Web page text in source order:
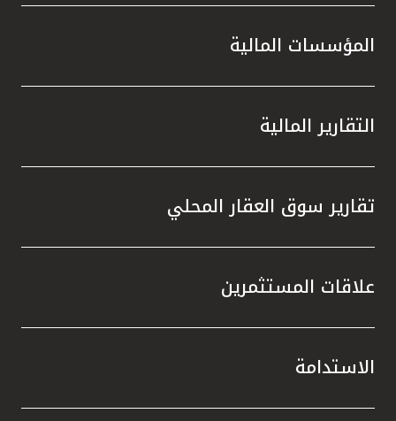
المؤسسات المالية
التقارير المالية
تقارير سوق العقار المحلي
علاقات المستثمرين
الاستدامة